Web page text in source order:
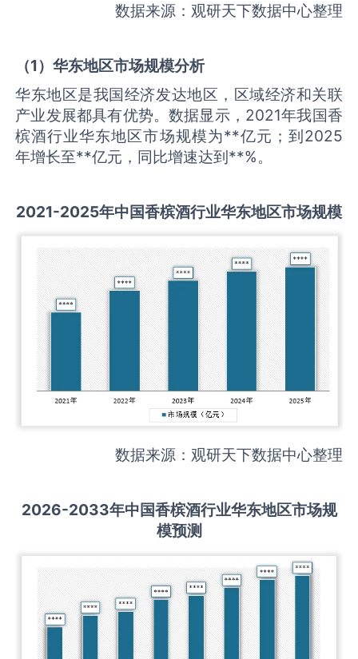
数据来源：观研天下数据中心整理
（1）华东地区市场规模分析
华东地区是我国经济发达地区，区域经济和关联
产业发展都具有优势。数据显示，2021年我国香
槟酒行业华东地区市场规模为**亿元；到2025
年增长至**亿元，同比增速达到**%。
2021-2025年中国香槟酒行业华东地区市场规模
数据来源：观研天下数据中心整理
2026-2033年中国香槟酒行业华东地区市场规
模预测